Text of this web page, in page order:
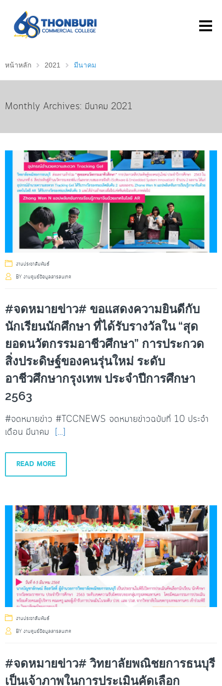
หน้าหลัก 2021 มีนาคม
Monthly Archives: มีนาคม 2021
งานประชาสัมพันธ์
BY งานศูนย์ข้อมูลสารสนเทศ
#จดหมายข่าว# ขอแสดงความยินดีกับ
นักเรียนนักศึกษา ที่ได้รับรางวัลใน “สุด
ยอดนวัตกรรมอาชีวศึกษา” การประกวด
สิ่งประดิษฐ์ของคนรุ่นใหม่ ระดับ
อาชีวศึกษากรุงเทพ ประจำปีการศึกษา
2563
#จดหมายข่าว #TCCNEWS จดหมายข่าวฉบับที่ 10 ประจำ
เดือน มีนาคม […]
READ MORE
งานประชาสัมพันธ์
BY งานศูนย์ข้อมูลสารสนเทศ
#จดหมายข่าว# วิทยาลัยพณิชยการธนบุรี
เป็นเจ้าภาพในการประเมินคัดเลือก